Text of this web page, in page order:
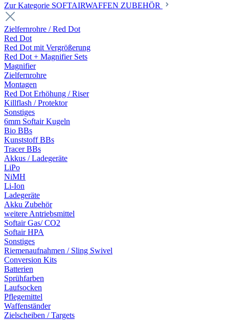
Zur Kategorie SOFTAIRWAFFEN ZUBEHÖR
Zielfernrohre / Red Dot
Red Dot
Red Dot mit Vergrößerung
Red Dot + Magnifier Sets
Magnifier
Zielfernrohre
Montagen
Red Dot Erhöhung / Riser
Killflash / Protektor
Sonstiges
6mm Softair Kugeln
Bio BBs
Kunststoff BBs
Tracer BBs
Akkus / Ladegeräte
LiPo
NiMH
Li-Ion
Ladegeräte
Akku Zubehör
weitere Antriebsmittel
Softair Gas/ CO2
Softair HPA
Sonstiges
Riemenaufnahmen / Sling Swivel
Conversion Kits
Batterien
Sprühfarben
Laufsocken
Pflegemittel
Waffenständer
Zielscheiben / Targets